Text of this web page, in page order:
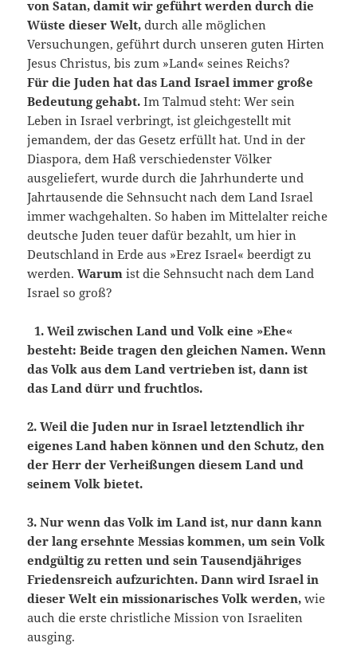
von Satan, damit wir geführt werden durch die
Wüste dieser Welt, durch alle möglichen
Versuchungen, geführt durch unseren guten Hirten
Jesus Christus, bis zum »Land« seines Reichs?
Für die Juden hat das Land Israel immer große
Bedeutung gehabt. Im Talmud steht: Wer sein
Leben in Israel verbringt, ist gleichgestellt mit
jemandem, der das Gesetz erfüllt hat. Und in der
Diaspora, dem Haß verschiedenster Völker
ausgeliefert, wurde durch die Jahrhunderte und
Jahrtausende die Sehnsucht nach dem Land Israel
immer wachgehalten. So haben im Mittelalter reiche
deutsche Juden teuer dafür bezahlt, um hier in
Deutschland in Erde aus »Erez Israel« beerdigt zu
werden.Warum ist die Sehnsucht nach dem Land
Israel so groß?
1. Weil zwischen Land und Volk eine »Ehe«
besteht: Beide tragen den gleichen Namen. Wenn
das Volk aus dem Land vertrieben ist, dann ist
das Land dürr und fruchtlos.
2. Weil die Juden nur in Israel letztendlich ihr
eigenes Land haben können und den Schutz, den
der Herr der Verheißungen diesem Land und
seinem Volk bietet.
3. Nur wenn das Volk im Land ist, nur dann kann
der lang ersehnte Messias kommen, um sein Volk
endgültig zu retten und sein Tausendjähriges
Friedensreich aufzurichten. Dann wird Israel in
dieser Welt ein missionarisches Volk werden, wie
auch die erste christliche Mission von Israeliten
ausging.